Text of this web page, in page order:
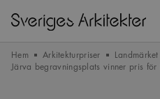
Hem Arkitekturpriser
Landmärket
Järva begravningsplats vinner pris